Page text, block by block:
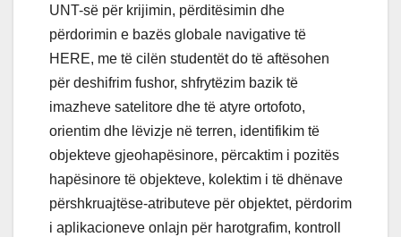
UNT-së për krijimin, përditësimin dhe
përdorimin e bazës globale navigative të
HERE, me të cilën studentët do të aftësohen
për deshifrim fushor, shfrytëzim bazik të
imazheve satelitore dhe të atyre ortofoto,
orientim dhe lëvizje në terren, identifikim të
objekteve gjeohapësinore, përcaktim i pozitës
hapësinore të objekteve, kolektim i të dhënave
përshkruajtëse-atributeve për objektet, përdorim
i aplikacioneve onlajn për harotgrafim, kontroll